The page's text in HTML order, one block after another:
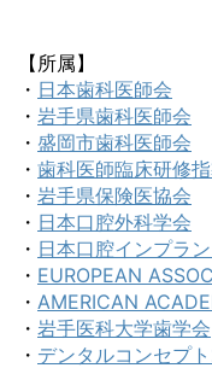
【所属】
・ 日本歯科医師会
・ 岩手県歯科医師会
・ 盛岡市歯科医師会
・ 歯科医師臨床研修
・ 岩手県保険医協会
・ 日本口腔外科学会
・ 日本口腔インプラ
・ EUROPEAN
・ AMERICAN
・ 岩手医科大学歯学会
・ デンタルコンセプ